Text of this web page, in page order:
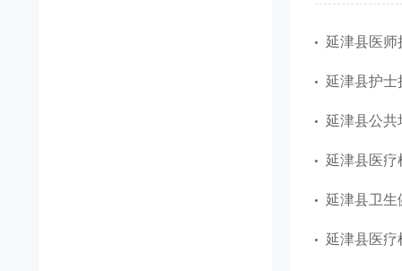
延津县医
延津县护
延津县公
延津县医疗
延津县卫生
延津县医疗